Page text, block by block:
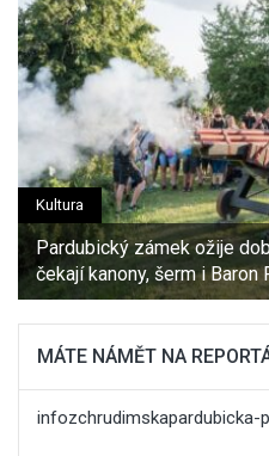
Kultura
Pardubický zámek ožije
čekají kanony, šerm i Baron
MÁTE NÁMĚT NA
infozchrudimskapardubicka-